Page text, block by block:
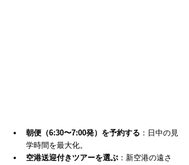
朝便（6:30〜7:00発）を予約する ：日中の見
学時間を最大化。
空港送迎付きツアーを選ぶ ：新空港の遠さ